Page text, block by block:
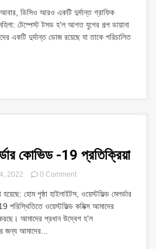
ওম্যান:
টেম্পেস্ট
হ’ল
আবার, ডিসিও আরও একটি দুর্দান্ত গ্রাফিক
টেম্পেস্ট টসড হ’ল আগত যুগের গল্প ডায়ানা
একটি দুর্দান্ত ডোজ রয়েছে যা তাকে পরিচালিত
কোভিড -19 প্রতিক্রিয়া
2022 0 Commenton
মেল
অর্ডার
কোভিড
হোম পৃষ্ঠা হাইলাইটস, ওয়েস্টফিল্ড মেলর্ডার
ওয়েস্টফিল্ড কমিক্স আমাদের
আমাদের প্রধান উদ্বেগ হ’ল
জন্য আমাদের...